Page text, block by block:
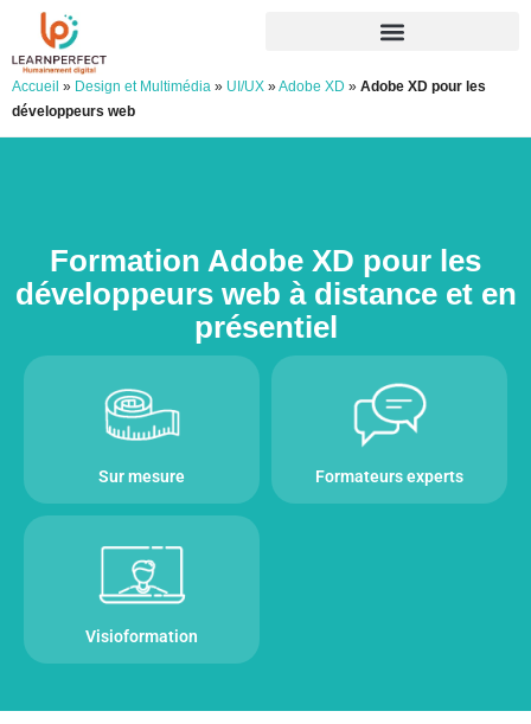
Accueil » Design et Multimédia » UI/UX »Adobe XD » Adobe XD pour les
développeurs web
Formation Adobe XD pour les
développeurs web à distance et en
présentiel
Sur mesure Formateurs experts
Visioformation